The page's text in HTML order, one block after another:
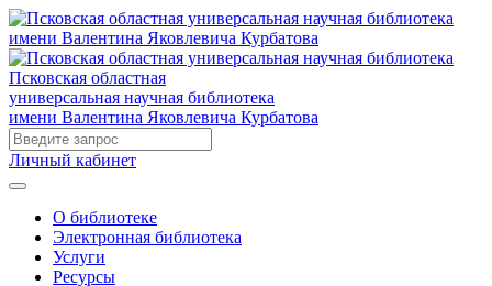
Псковская областная
универсальная научная библиотека
имени Валентина Яковлевича Курбатова
Личный кабинет
О библиотеке
Электронная библиотека
Услуги
Ресурсы